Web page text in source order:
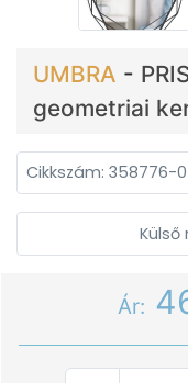
UMBRA -
geometriai
Cikkszám: 358776-
Ár: